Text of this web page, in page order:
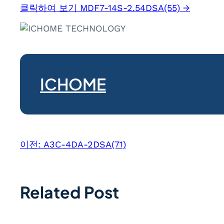
클릭하여 보기 MDF7-14S-2.54DSA(55) →
ICHOME
이전: A3C-4DA-2DSA(71)
Related Post